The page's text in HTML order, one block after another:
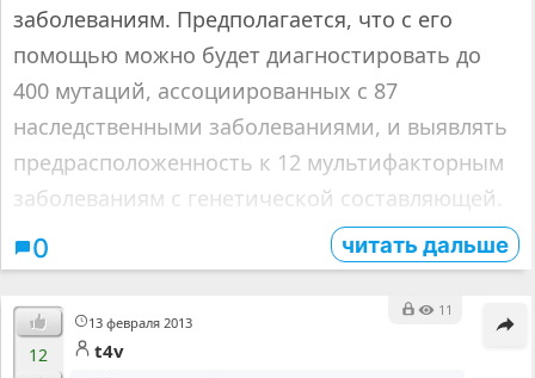
заболеваниям. Предполагается, что с его
помощью можно будет диагностировать до
400 мутаций, ассоциированных с 87
наследственными заболеваниями, и выявлять
предрасположенность к 12 мультифакторным
заболеваниям с генетической составляющей.
0 читать дальше
13 февраля 2013
11
12 t4v